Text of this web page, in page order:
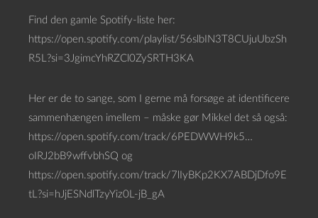
Find den gamle Spotify-liste her:
https://open.spotify.com/playlist/56slbIN3T8CUjuUbzSh
R5L?si=3JgimcYhRZCl0ZySRTH3KA
Her er de to sange, som I gerne må forsøge at identificere
sammenhængen imellem – måske gør Mikkel det så også:
https://open.spotify.com/track/6PEDWWH9k5…
oIRJ2bB9wffvbhSQ og
https://open.spotify.com/track/7lIyBKp2KX7ABDjDfo9E
tL?si=hJjESNdlTzyYiz0L-jB_gA